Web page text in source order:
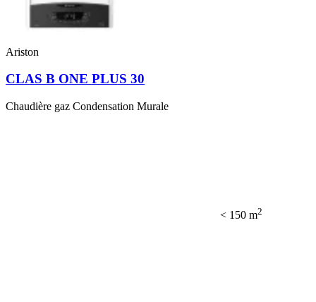
Ariston
CLAS B ONE PLUS 30
Chaudière gaz Condensation Murale
< 150 m2